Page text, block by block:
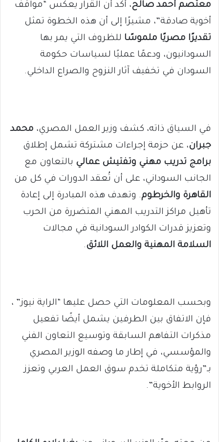
معتصم أحمد صالح، أكد أن القرار يعكس “مواقف
أخوية صادقة”، مشيرًا إلى أن هذه الخطوة تمثل
تقديرًا مصريًا ملموسًا للظروف التي يمر بها
السودانيون، ودعمًا عمليًا لسياسات حكومة
السودان في تخفيف آثار النزوح والصراع الداخلي.
في السياق ذاته، كشف وزير العمل المصري، محمد
جبران، عن حزمة إجراءات مشتركة تشمل إطلاق
برامج تدريب مهني وتفتيش عمالي بالتعاون مع
الجانب السوداني، على أن تُعقد الدورات في كل من
القاهرة والخرطوم. وتهدف هذه المبادرة إلى إعادة
تأهيل مراكز التدريب المهني المتضررة من الحرب
وتعزيز قدرات الكوادر السودانية في مجالات
السلامة المهنية والعمل اللائق.
وبحسب المعلومات التي حصل عليها “الراية نيوز” ،
فإن الاتفاق بين الطرفين يشمل أيضًا تفعيل
مذكرات التفاهم السابقة وتوسيع التعاون الفني
والمؤسسي، في إطار ما وصفه الوزير المصري
بـ”رؤية متكاملة تخدم سوق العمل العربي وتعزز
الروابط الأخوية”.